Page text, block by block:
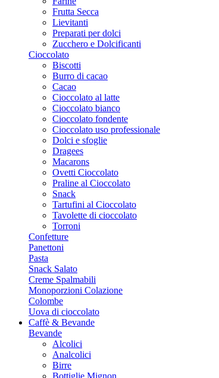
Frutta Secca
Lievitanti
Preparati per dolci
Zucchero e Dolcificanti
Cioccolato
Biscotti
Burro di cacao
Cacao
Cioccolato al latte
Cioccolato bianco
Cioccolato fondente
Cioccolato uso professionale
Dolci e sfoglie
Dragees
Macarons
Ovetti Cioccolato
Praline al Cioccolato
Snack
Tartufini al Cioccolato
Tavolette di cioccolato
Torroni
Confetture
Panettoni
Pasta
Snack Salato
Creme Spalmabili
Monoporzioni Colazione
Colombe
Uova di cioccolato
Caffè & Bevande
Bevande
Alcolici
Analcolici
Birre
Bottiglie Mignon